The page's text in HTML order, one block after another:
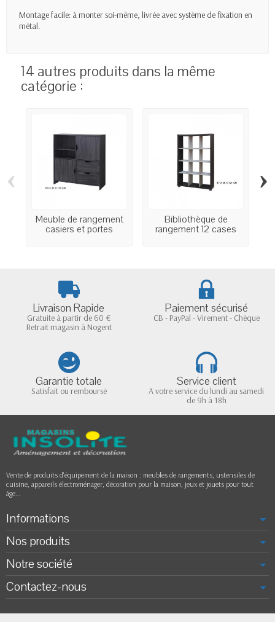
Montage facile: à monter soi-même, livrée avec système de fixation en
métal.
14 autres produits dans la même
catégorie :
Meuble de rangement
casiers et portes
Bibliothèque de
rangement 12 cases
‹ ›
Livraison Rapide
Gratuite à partir de 60 €
Retrait magasin à Nogent
Paiement sécurisé
CB - PayPal - Virement - Chèque
Garantie totale
Satisfait ou remboursé
Service client
A votre service du lundi au samedi
de 9h à 18h
Vente de produits d'équipement de la maison : meubles de rangements, ustensiles de
cuisine, appareils électroménager, décoration pour la maison, jeux et jouets pour tout
âge...
Informations
Nos produits
Notre société
Contactez-nous